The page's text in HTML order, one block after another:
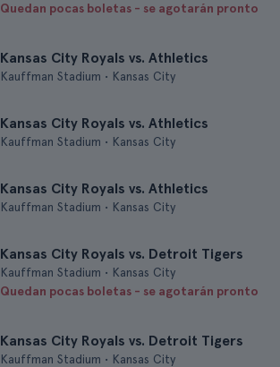
Quedan pocas boletas - se agotarán pronto
Kansas City Royals vs. Athletics
Kauffman Stadium • Kansas City
Kansas City Royals vs. Athletics
Kauffman Stadium • Kansas City
Kansas City Royals vs. Athletics
Kauffman Stadium • Kansas City
Kansas City Royals vs. Detroit Tigers
Kauffman Stadium • Kansas City
Quedan pocas boletas - se agotarán pronto
Kansas City Royals vs. Detroit Tigers
Kauffman Stadium • Kansas City